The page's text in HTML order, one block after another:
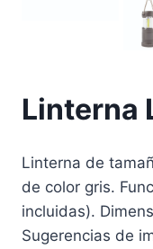
Linterna
Linterna de
de color gris.
incluidas).
Sugerencias de